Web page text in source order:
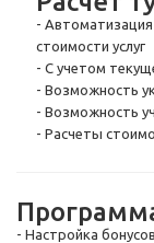
- Автоматизация
стоимости услуг
- С учетом
- Возможность
- Возможность
- Расчеты
- Настройка